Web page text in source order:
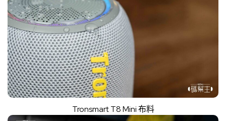
Tronsmart T8 Mini 布料